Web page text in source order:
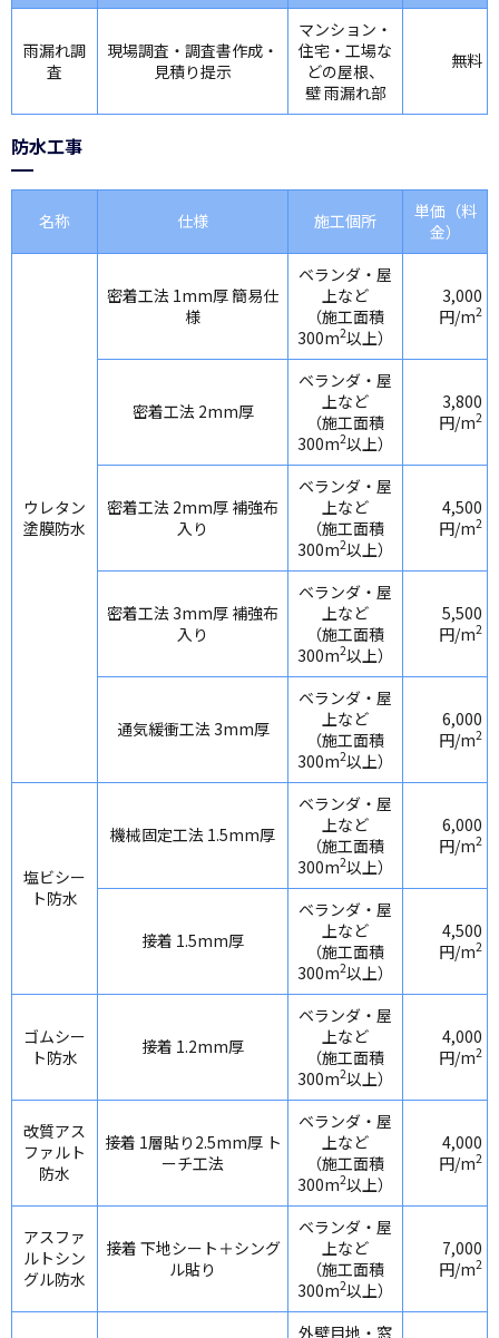
雨漏れ調
査
現場調査・調査書作成・
見積り提示
マンション・
住宅・工場な
どの屋根、
壁 雨漏れ部
無料
防水工事
名称 仕様 施工個所
単価（料
金）
ウレタン
塗膜防水
密着工法 1mm厚 簡易仕
様
ベランダ・屋
上など
（施工面積
300m2以上）
3,000
円/m2
密着工法 2mm厚
ベランダ・屋
上など
（施工面積
300m2以上）
3,800
円/m2
密着工法 2mm厚 補強布
入り
ベランダ・屋
上など
（施工面積
300m2以上）
4,500
円/m2
密着工法 3mm厚 補強布
入り
ベランダ・屋
上など
（施工面積
300m2以上）
5,500
円/m2
通気緩衝工法 3mm厚
ベランダ・屋
上など
（施工面積
300m2以上）
6,000
円/m2
塩ビシー
ト防水
機械固定工法 1.5mm厚
ベランダ・屋
上など
（施工面積
300m2以上）
6,000
円/m2
接着 1.5mm厚
ベランダ・屋
上など
（施工面積
300m2以上）
4,500
円/m2
ゴムシー
ト防水
接着 1.2mm厚
ベランダ・屋
上など
（施工面積
300m2以上）
4,000
円/m2
改質アス
ファルト
防水
接着 1層貼り2.5mm厚 ト
ーチ工法
ベランダ・屋
上など
（施工面積
300m2以上）
4,000
円/m2
アスファ
ルトシン
グル防水
接着 下地シート＋シング
ル貼り
ベランダ・屋
上など
（施工面積
300m2以上）
7,000
円/m2
外壁目地・窓